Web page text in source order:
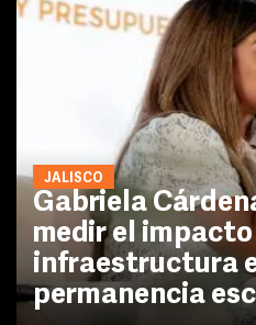
JALISCO
Gabriela
medir el
infraestructura
permanencia